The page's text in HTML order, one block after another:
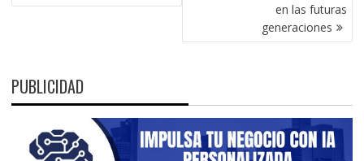
en las futuras
generaciones
PUBLICIDAD